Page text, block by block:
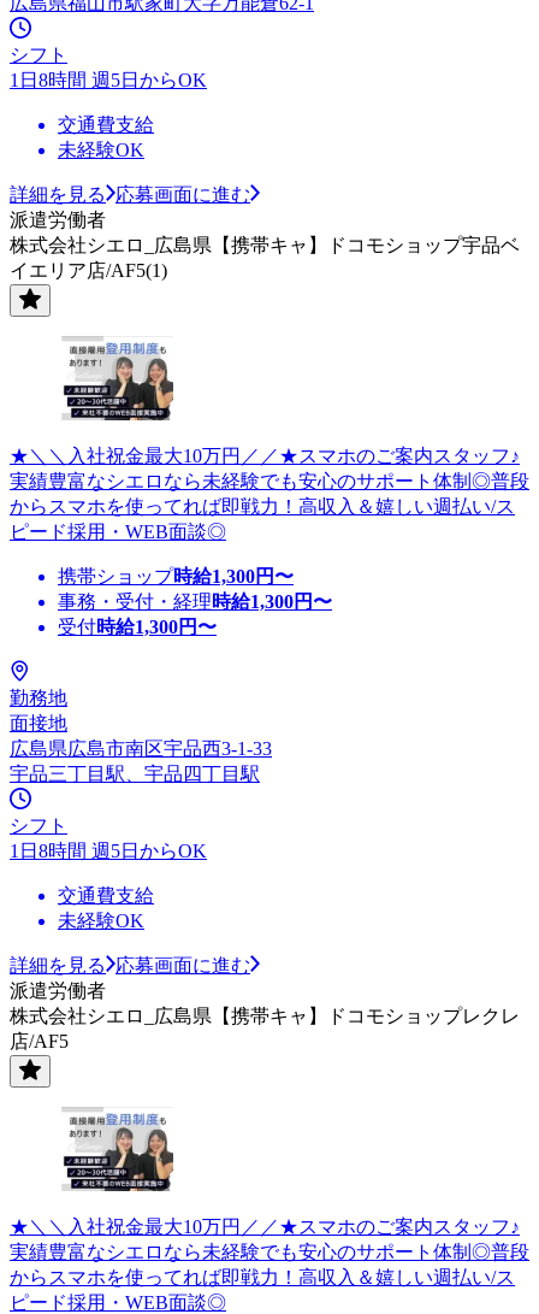
シフト
1日8時間 週5日からOK
交通費支給
未経験OK
詳細を見る
応募画面に進む
派遣労働者
株式会社シエロ_広島県【携帯キャ】ドコモショップ宇品ベ
イエリア店/AF5(1)
★＼＼入社祝金最大10万円／／★スマホのご案内スタッフ♪
実績豊富なシエロなら未経験でも安心のサポート体制◎普段
からスマホを使ってれば即戦力！高収入＆嬉しい週払い/ス
ピード採用・WEB面談◎
携帯ショップ時給1,300円〜
事務・受付・経理時給1,300円〜
受付時給1,300円〜
勤務地
面接地
広島県広島市南区宇品西3-1-33
宇品三丁目駅、宇品四丁目駅
シフト
1日8時間 週5日からOK
交通費支給
未経験OK
詳細を見る
応募画面に進む
派遣労働者
株式会社シエロ_広島県【携帯キャ】ドコモショップレクレ
店/AF5
★＼＼入社祝金最大10万円／／★スマホのご案内スタッフ♪
実績豊富なシエロなら未経験でも安心のサポート体制◎普段
からスマホを使ってれば即戦力！高収入＆嬉しい週払い/ス
ピード採用・WEB面談◎